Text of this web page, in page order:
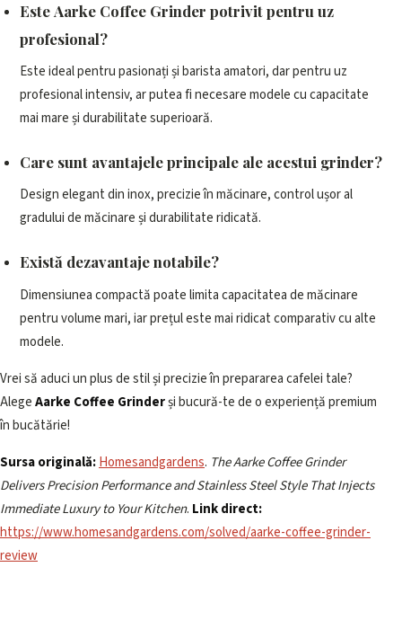
Este Aarke Coffee Grinder potrivit pentru uz
profesional?
Este ideal pentru pasionați și barista amatori, dar pentru uz
profesional intensiv, ar putea fi necesare modele cu capacitate
mai mare și durabilitate superioară.
Care sunt avantajele principale ale acestui grinder?
Design elegant din inox, precizie în măcinare, control ușor al
gradului de măcinare și durabilitate ridicată.
Există dezavantaje notabile?
Dimensiunea compactă poate limita capacitatea de măcinare
pentru volume mari, iar prețul este mai ridicat comparativ cu alte
modele.
Vrei să aduci un plus de stil și precizie în prepararea cafelei tale?
AlegeAarke Coffee Grinderși bucură-te de o experiență premium
în bucătărie!
Sursa originală:Homesandgardens. The Aarke Coffee Grinder
Delivers Precision Performance and Stainless Steel Style That Injects
Immediate Luxury to Your Kitchen. Link direct:
https://www.homesandgardens.com/solved/aarke-coffee-grinder-
review